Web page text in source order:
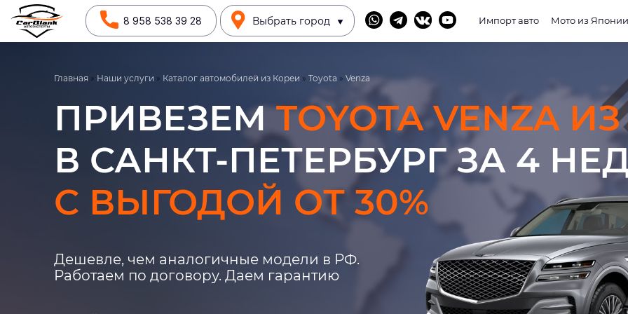
8 958 538 39 28 Выбрать город Импорт авто Мото из Японии
Главная » Наши услуги » Каталог автомобилей из Кореи » Toyota » Venza
ПРИВЕЗЕМTOYOTA VENZA
В САНКТ-ПЕТЕРБУРГ ЗА 4
С ВЫГОДОЙ ОТ 30%
Дешевле, чем аналогичные модели в РФ.
Работаем по договору. Даем гарантию